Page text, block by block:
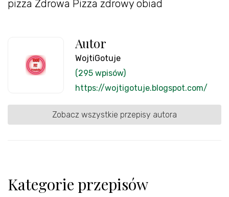
pizza Zdrowa Pizza zdrowy obiad
Autor
WojtiGotuje
(295 wpisów)
https://wojtigotuje.blogspot.com/
Zobacz wszystkie przepisy autora
Kategorie przepisów